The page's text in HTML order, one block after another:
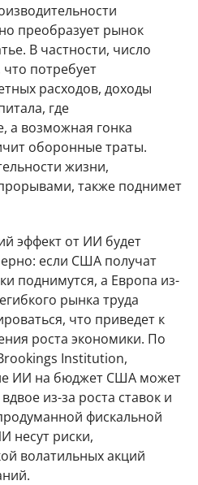
преобразует рынок
В частности, число
потребует
расходов, доходы
где
а возможная гонка
оборонные траты.
жизни,
также поднимет
эффект от ИИ будет
если США получат
поднимутся, а Европа из-
рынка труда
что приведет к
роста экономики. По
Institution,
ИИ на бюджет США может
из-за роста ставок и
фискальной
несут риски,
волатильных акций